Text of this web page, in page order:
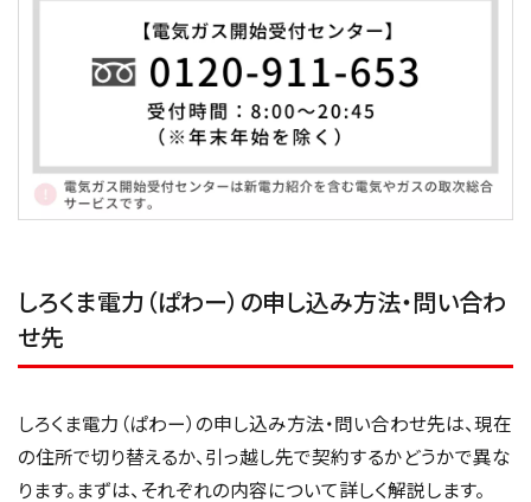
しろくま電力（ぱわー）の申し込み方法・問い合わ
せ先
しろくま電力（ぱわー）の申し込み方法・問い合わせ先は、現在
の住所で切り替えるか、引っ越し先で契約するかどうかで異な
ります。まずは、それぞれの内容について詳しく解説します。